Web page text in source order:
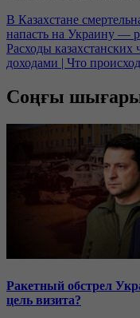
В Казахстане
напасть на Украину —
Расходы казахстанских
доходами | Что
Соңғы
Ракетный обстрел
цель визита?